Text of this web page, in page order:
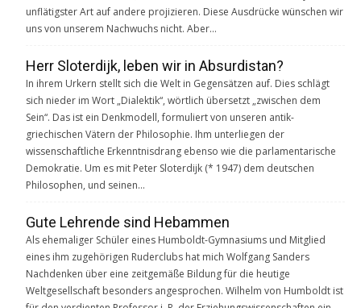
unflätigster Art auf andere projizieren. Diese Ausdrücke wünschen wir
uns von unserem Nachwuchs nicht. Aber…
Herr Sloterdijk, leben wir in Absurdistan?
In ihrem Urkern stellt sich die Welt in Gegensätzen auf. Dies schlägt
sich nieder im Wort „Dialektik“, wörtlich übersetzt „zwischen dem
Sein“. Das ist ein Denkmodell, formuliert von unseren antik-
griechischen Vätern der Philosophie. Ihm unterliegen der
wissenschaftliche Erkenntnisdrang ebenso wie die parlamentarische
Demokratie. Um es mit Peter Sloterdijk (* 1947) dem deutschen
Philosophen, und seinen…
Gute Lehrende sind Hebammen
Als ehemaliger Schüler eines Humboldt-Gymnasiums und Mitglied
eines ihm zugehörigen Ruderclubs hat mich Wolfgang Sanders
Nachdenken über eine zeitgemäße Bildung für die heutige
Weltgesellschaft besonders angesprochen. Wilhelm von Humboldt ist